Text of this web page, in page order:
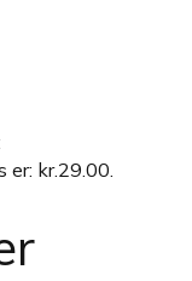
er: kr.29.00.